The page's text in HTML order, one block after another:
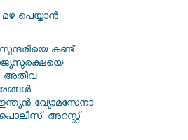
പെയ്യാൻ
കണ്ട്
അതീവ
വ്യോമസേനാ
അറസ്റ്റ്